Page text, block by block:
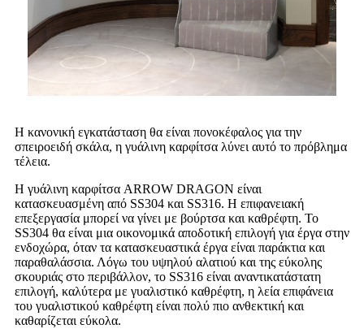
Η κανονική εγκατάσταση θα είναι πονοκέφαλος για την
σπειροειδή σκάλα, η γυάλινη καρφίτσα λύνει αυτό το πρόβλημα
τέλεια.
Η γυάλινη καρφίτσα ARROW DRAGON είναι
κατασκευασμένη από SS304 και SS316. Η επιφανειακή
επεξεργασία μπορεί να γίνει με βούρτσα και καθρέφτη. Το
SS304 θα είναι μια οικονομικά αποδοτική επιλογή για έργα στην
ενδοχώρα, όταν τα κατασκευαστικά έργα είναι παράκτια και
παραθαλάσσια. Λόγω του υψηλού αλατιού και της εύκολης
σκουριάς στο περιβάλλον, το SS316 είναι αναντικατάστατη
επιλογή, καλύτερα με γυαλιστικό καθρέφτη, η λεία επιφάνεια
του γυαλιστικού καθρέφτη είναι πολύ πιο ανθεκτική και
καθαρίζεται εύκολα.